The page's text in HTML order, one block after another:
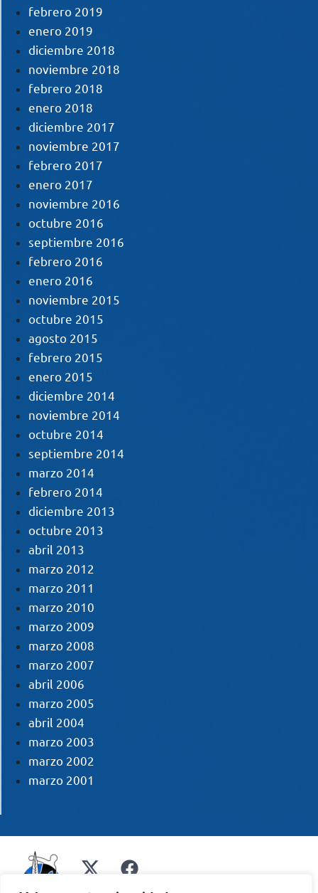
febrero 2019
enero 2019
diciembre 2018
noviembre 2018
febrero 2018
enero 2018
diciembre 2017
noviembre 2017
febrero 2017
enero 2017
noviembre 2016
octubre 2016
septiembre 2016
febrero 2016
enero 2016
noviembre 2015
octubre 2015
agosto 2015
febrero 2015
enero 2015
diciembre 2014
noviembre 2014
octubre 2014
septiembre 2014
marzo 2014
febrero 2014
diciembre 2013
octubre 2013
abril 2013
marzo 2012
marzo 2011
marzo 2010
marzo 2009
marzo 2008
marzo 2007
abril 2006
marzo 2005
abril 2004
marzo 2003
marzo 2002
marzo 2001